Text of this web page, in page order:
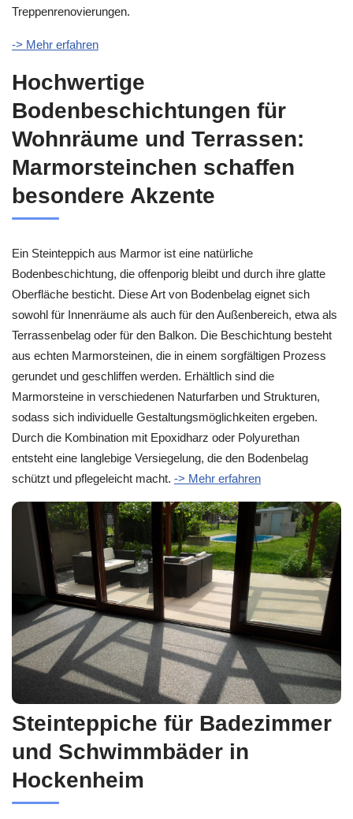
Treppenrenovierungen.
-> Mehr erfahren
Hochwertige
Bodenbeschichtungen für
Wohnräume und Terrassen:
Marmorsteinchen schaffen
besondere Akzente
Ein Steinteppich aus Marmor ist eine natürliche
Bodenbeschichtung, die offenporig bleibt und durch ihre glatte
Oberfläche besticht. Diese Art von Bodenbelag eignet sich
sowohl für Innenräume als auch für den Außenbereich, etwa als
Terrassenbelag oder für den Balkon. Die Beschichtung besteht
aus echten Marmorsteinen, die in einem sorgfältigen Prozess
gerundet und geschliffen werden. Erhältlich sind die
Marmorsteine in verschiedenen Naturfarben und Strukturen,
sodass sich individuelle Gestaltungsmöglichkeiten ergeben.
Durch die Kombination mit Epoxidharz oder Polyurethan
entsteht eine langlebige Versiegelung, die den Bodenbelag
schützt und pflegeleicht macht. -> Mehr erfahren
Steinteppiche für Badezimmer
und Schwimmbäder in
Hockenheim